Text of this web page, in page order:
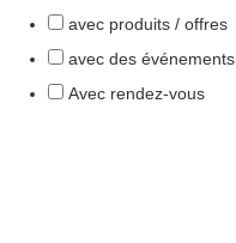
avec produits / offres
avec des événements
Avec rendez-vous